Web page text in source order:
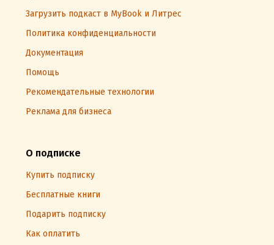
Загрузить подкаст в MyBook и Литрес
Политика конфиденциальности
Документация
Помощь
Рекомендательные технологии
Реклама для бизнеса
О подписке
Купить подписку
Бесплатные книги
Подарить подписку
Как оплатить